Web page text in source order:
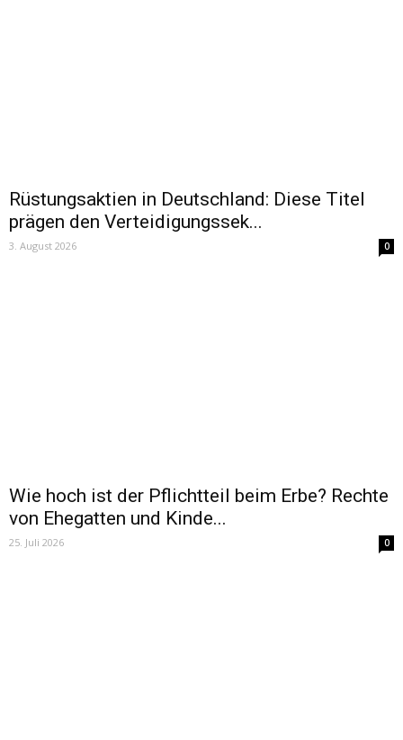
Rüstungsaktien in Deutschland: Diese Titel
prägen den Verteidigungssek...
3. August 2026 0
Wie hoch ist der Pflichtteil beim Erbe? Rechte
von Ehegatten und Kinde...
25. Juli 2026 0